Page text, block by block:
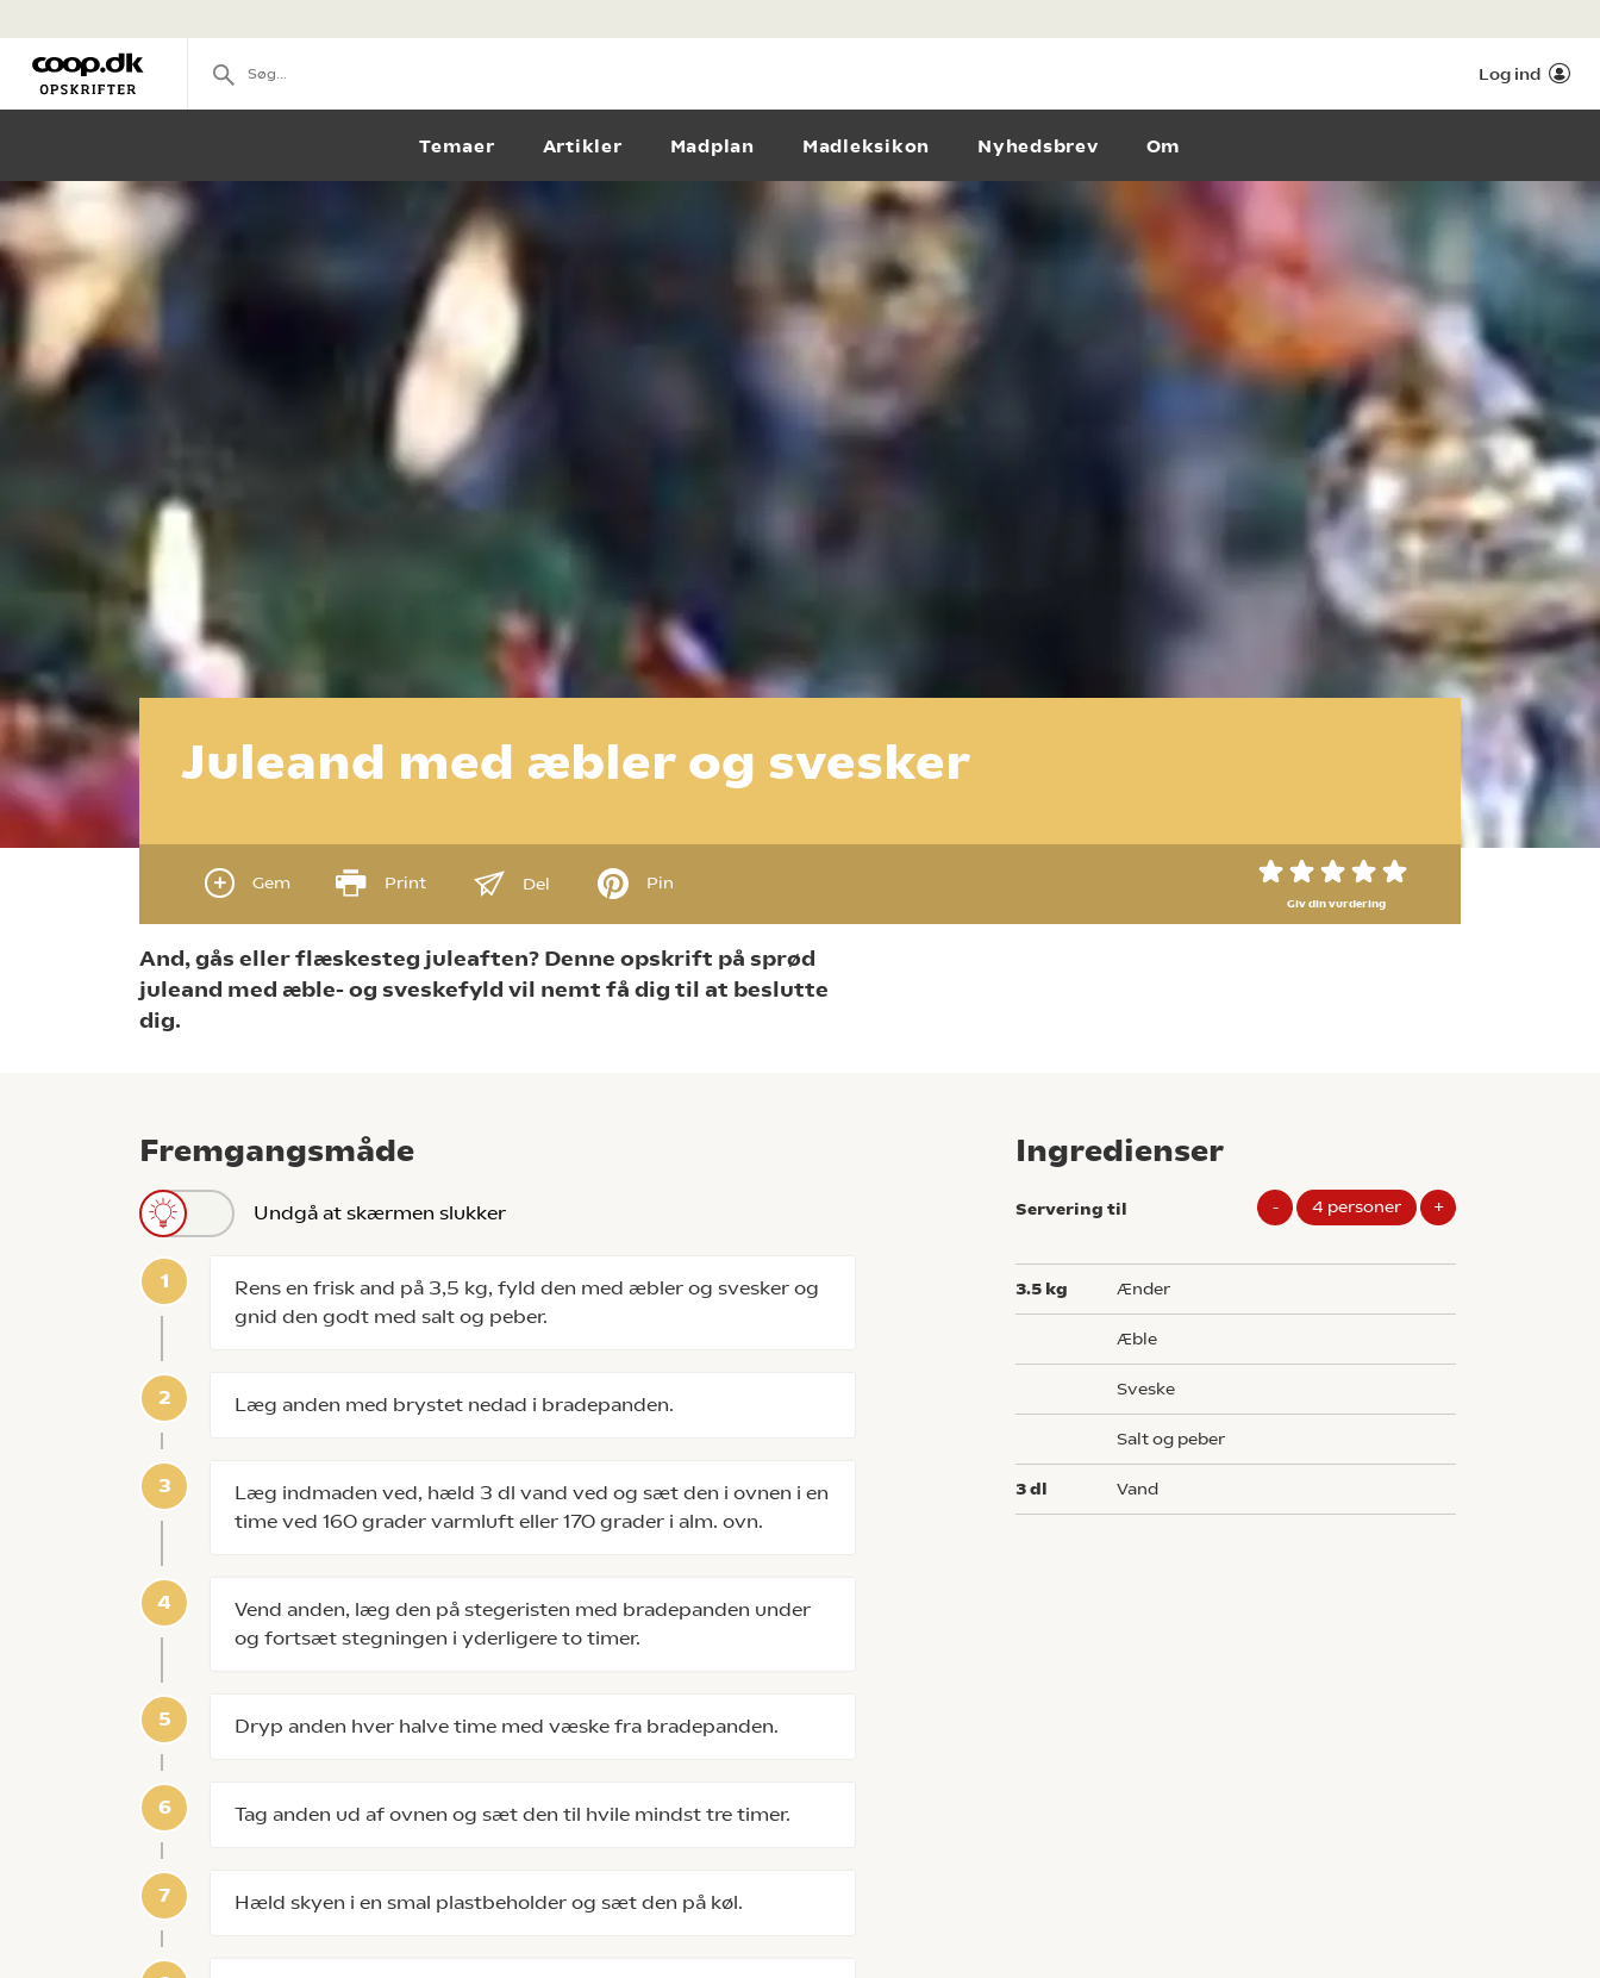
Log ind
Temaer Artikler Madplan Madleksikon Nyhedsbrev Om
Juleand med æbler og svesker
Gem Print Del Pin
Giv din vurdering
And, gås eller flæskesteg juleaften? Denne opskrift på sprød
juleand med æble- og sveskefyld vil nemt få dig til at beslutte
dig.
Fremgangsmåde
Undgå at skærmen slukker
Rens en frisk and på 3,5 kg, fyld den med æbler og svesker og
gnid den godt med salt og peber.
Læg anden med brystet nedad i bradepanden.
Læg indmaden ved, hæld 3 dl vand ved og sæt den i ovnen i en
time ved 160 grader varmluft eller 170 grader i alm. ovn.
Vend anden, læg den på stegeristen med bradepanden under
og fortsæt stegningen i yderligere to timer.
Dryp anden hver halve time med væske fra bradepanden.
Tag anden ud af ovnen og sæt den til hvile mindst tre timer.
Hæld skyen i en smal plastbeholder og sæt den på køl.
Ingredienser
Servering til - 4 personer +
3.5 kg ænder
æble
sveske
salt og peber
3dl vand